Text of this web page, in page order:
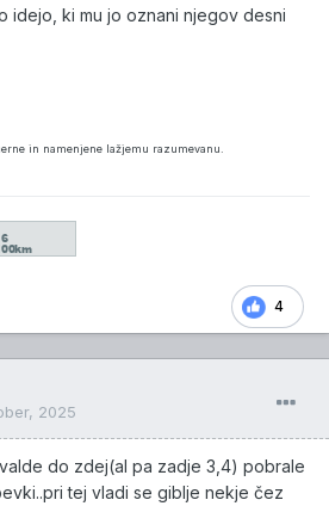
idejo, ki mu jo oznani njegov desni
in namenjene lažjemu razumevanu.
4
2025
do zdej(al pa zadje 3,4) pobrale
tej vladi se giblje nekje čez